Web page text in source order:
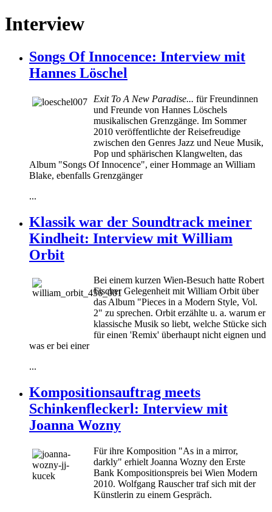
Interview
Songs Of Innocence: Interview mit
Hannes Löschel
Exit To A New Paradise... für Freundinnen
und Freunde von Hannes Löschels
musikalischen Grenzgänge. Im Sommer
2010 veröffentlichte der Reisefreudige
zwischen den Genres Jazz und Neue Musik,
Pop und sphärischen Klangwelten, das
Album "Songs Of Innocence", einer Hommage an William
Blake, ebenfalls Grenzgänger
...
Klassik war der Soundtrack meiner
Kindheit: Interview mit William
Orbit
Bei einem kurzen Wien-Besuch hatte Robert
Fischer Gelegenheit mit William Orbit über
das Album "Pieces in a Modern Style, Vol.
2" zu sprechen. Orbit erzählte u. a. warum er
klassische Musik so liebt, welche Stücke sich
für einen 'Remix' überhaupt nicht eignen und
was er bei einer
...
Kompositionsauftrag meets
Schinkenfleckerl: Interview mit
Joanna Wozny
Für ihre Komposition "As in a mirror,
darkly" erhielt Joanna Wozny den Erste
Bank Kompositionspreis bei Wien Modern
2010. Wolfgang Rauscher traf sich mit der
Künstlerin zu einem Gespräch.